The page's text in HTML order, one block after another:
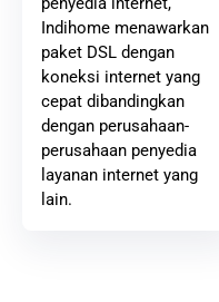
Indihome menawarkan
paket DSL dengan
koneksi internet yang
cepat dibandingkan
dengan perusahaan-
perusahaan penyedia
layanan internet yang
lain.